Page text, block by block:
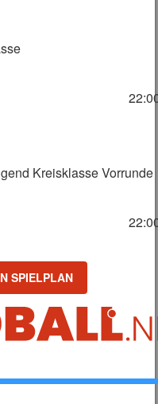
Kreisklasse Vorrunde
SPIELPLAN